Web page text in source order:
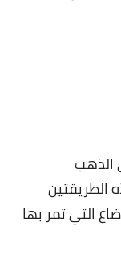
الذهب
الطريقتين
التي تمر بها